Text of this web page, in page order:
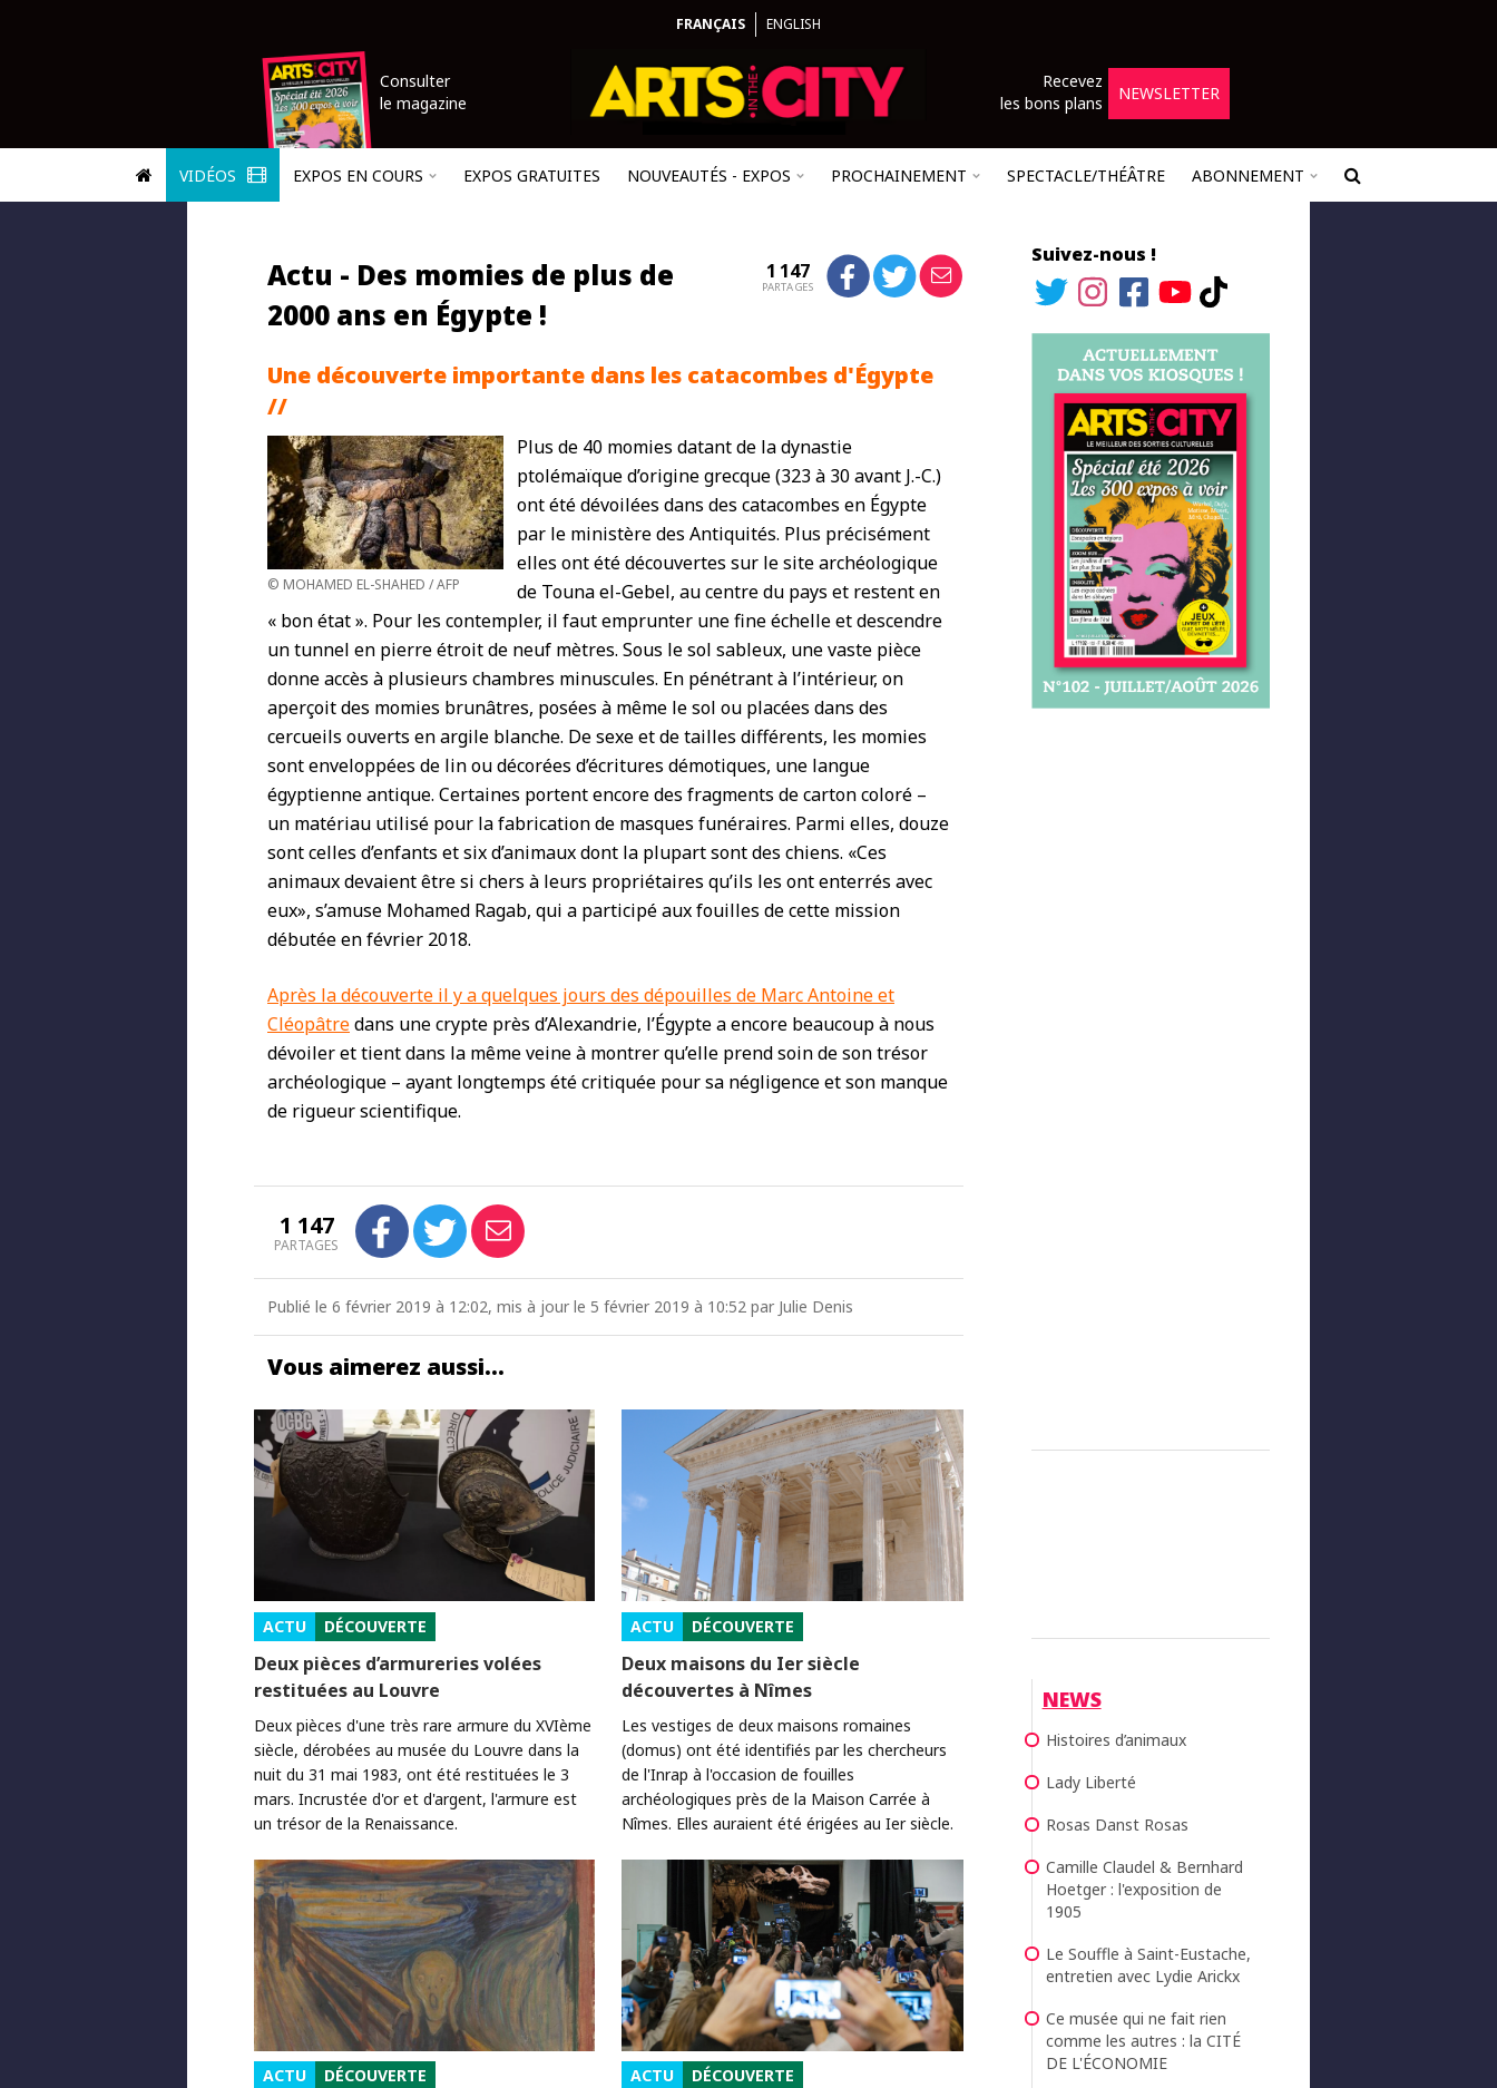
FRANÇAIS ENGLISH
Consulter
le magazine
Recevez
les bons plans
NEWSLETTER
VIDÉOS EXPOS EN COURS EXPOS GRATUITES NOUVEAUTÉS - EXPOS PROCHAINEMENT SPECTACLE/THÉÂTRE ABONNEMENT
Actu - Des momies de plus de
2000 ans en Égypte !
1 147
PARTAGES
Une découverte importante dans les catacombes d'Égypte
//
© MOHAMED EL-SHAHED / AFP
Plus de 40 momies datant de la dynastie
ptolémaïque d’origine grecque (323 à 30 avant J.-C.)
ont été dévoilées dans des catacombes en Égypte
par le ministère des Antiquités. Plus précisément
elles ont été découvertes sur le site archéologique
de Touna el-Gebel, au centre du pays et restent en
« bon état ». Pour les contempler, il faut emprunter une fine échelle et descendre
un tunnel en pierre étroit de neuf mètres. Sous le sol sableux, une vaste pièce
donne accès à plusieurs chambres minuscules. En pénétrant à l’intérieur, on
aperçoit des momies brunâtres, posées à même le sol ou placées dans des
cercueils ouverts en argile blanche. De sexe et de tailles différents, les momies
sont enveloppées de lin ou décorées d’écritures démotiques, une langue
égyptienne antique. Certaines portent encore des fragments de carton coloré –
un matériau utilisé pour la fabrication de masques funéraires. Parmi elles, douze
sont celles d’enfants et six d’animaux dont la plupart sont des chiens. «Ces
animaux devaient être si chers à leurs propriétaires qu’ils les ont enterrés avec
eux», s’amuse Mohamed Ragab, qui a participé aux fouilles de cette mission
débutée en février 2018.
Après la découverte il y a quelques jours des dépouilles de Marc Antoine et
Cléopâtredans une crypte près d’Alexandrie, l’Égypte a encore beaucoup à nous
dévoiler et tient dans la même veine à montrer qu’elle prend soin de son trésor
archéologique – ayant longtemps été critiquée pour sa négligence et son manque
de rigueur scientifique.
1 147
PARTAGES
Publié le 6 février 2019 à 12:02, mis à jour le 5 février 2019 à 10:52 par Julie Denis
Vous aimerez aussi…
ACTU DÉCOUVERTE
Deux pièces d’armureries volées
restituées au Louvre
Deux pièces d'une très rare armure du XVIème
siècle, dérobées au musée du Louvre dans la
nuit du 31 mai 1983, ont été restituées le 3
mars. Incrustée d'or et d'argent, l'armure est
un trésor de la Renaissance.
ACTU DÉCOUVERTE
Deux maisons du Ier siècle
découvertes à Nîmes
Les vestiges de deux maisons romaines
(domus) ont été identifiés par les chercheurs
de l'Inrap à l'occasion de fouilles
archéologiques près de la Maison Carrée à
Nîmes. Elles auraient été érigées au Ier siècle.
ACTU DÉCOUVERTE ACTU DÉCOUVERTE
Suivez-nous !
NEWS
Histoires d’animaux
Lady Liberté
Rosas Danst Rosas
Camille Claudel & Bernhard
Hoetger : l'exposition de
1905
Le Souffle à Saint-Eustache,
entretien avec Lydie Arickx
Ce musée qui ne fait rien
comme les autres : la CITÉ
DE L'ÉCONOMIE